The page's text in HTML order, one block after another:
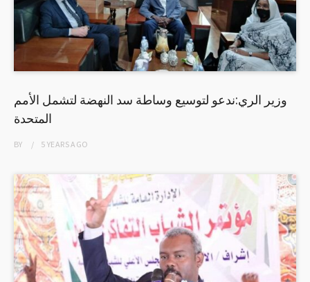
وزير الري:ندعو لتوسيع وساطة سد النهضة لتشمل الأمم
المتحدة
BY 5 YEARSAGO